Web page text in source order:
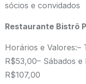
sócios e convidados
Restaurante Bistrô
Horários e Valores:–
R$53,00– Sábados e
R$107,00